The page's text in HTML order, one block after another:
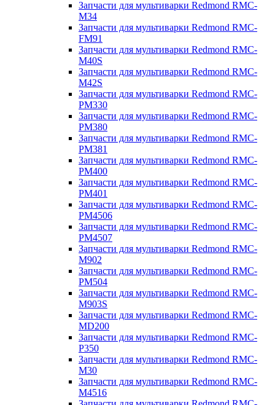
Запчасти для мультиварки Redmond RMC-
M34
Запчасти для мультиварки Redmond RMC-
FM91
Запчасти для мультиварки Redmond RMC-
M40S
Запчасти для мультиварки Redmond RMC-
M42S
Запчасти для мультиварки Redmond RMC-
PM330
Запчасти для мультиварки Redmond RMC-
PM380
Запчасти для мультиварки Redmond RMC-
PM381
Запчасти для мультиварки Redmond RMC-
PM400
Запчасти для мультиварки Redmond RMC-
PM401
Запчасти для мультиварки Redmond RMC-
PM4506
Запчасти для мультиварки Redmond RMC-
PM4507
Запчасти для мультиварки Redmond RMC-
M902
Запчасти для мультиварки Redmond RMC-
PM504
Запчасти для мультиварки Redmond RMC-
M903S
Запчасти для мультиварки Redmond RMC-
MD200
Запчасти для мультиварки Redmond RMC-
P350
Запчасти для мультиварки Redmond RMC-
M30
Запчасти для мультиварки Redmond RMC-
M4516